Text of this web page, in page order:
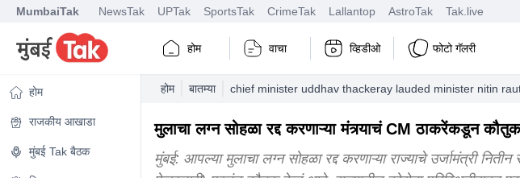
MumbaiTak NewsTak UPTak SportsTak CrimeTak Lallantop AstroTak Tak.live
होम वाचा व्हिडीओ फोटो गॅलरी
होम
राजकीय आखाडा
मुंबई Tak बैठक
होम बातम्या chief minister uddhav thackeray lauded minister nitin
मुलाचा लग्न सोहळा रद्द करणाऱ्या मंत्र्याचं CM ठाकरेंकडून कौतुक
मुंबई: आपल्या मुलाचा लग्न सोहळा रद्द करणाऱ्या राज्याचे उर्जामंत्री